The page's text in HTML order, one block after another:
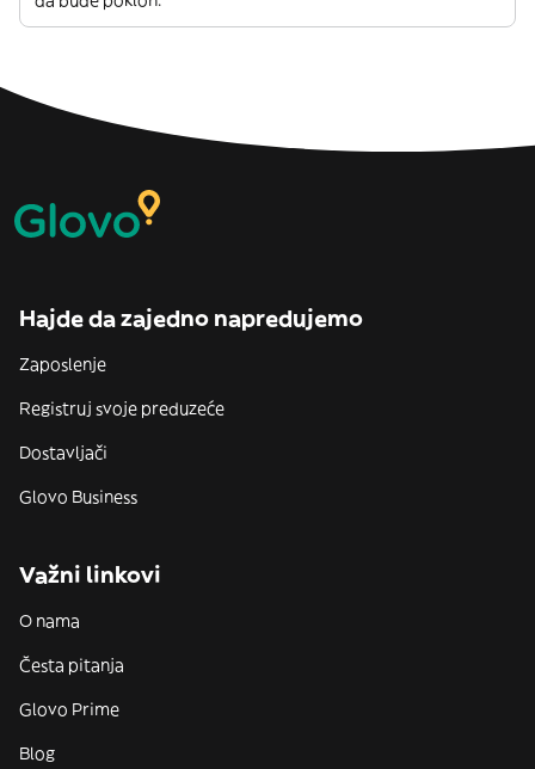
Hajde da zajedno napredujemo
Zaposlenje
Registruj svoje preduzeće
Dostavljači
Glovo Business
Važni linkovi
O nama
Česta pitanja
Glovo Prime
Blog